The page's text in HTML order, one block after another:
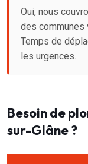
Oui, nous
des communes
Temps de
les urgences.
Besoin de
sur-Glâne ?